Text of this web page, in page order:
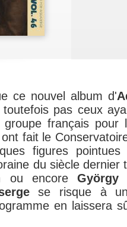
ce nouvel album d'
pas ceux
français pour
fait le
figures
du siècle dernier
ou encore György
se risque à un
en laissera